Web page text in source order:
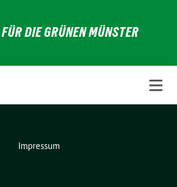
DIE GRÜNEN MÜNSTER
Impressum